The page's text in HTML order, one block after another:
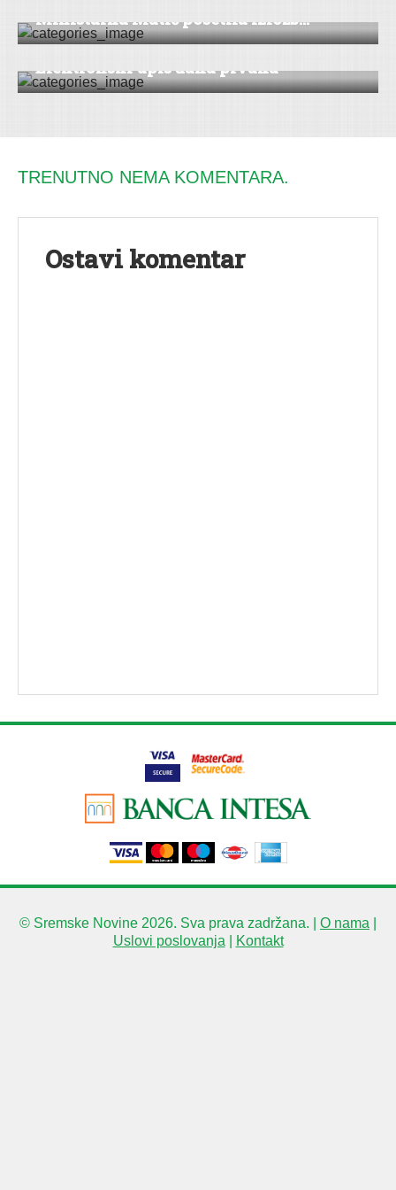
Ministarka Matić posetila izložb...
DRUŠTVO|VESTI|ŠID
Elektronski upis đaka prvaka
TRENUTNO NEMA KOMENTARA.
Ostavi komentar
© Sremske Novine 2026. Sva prava zadržana. | O nama
Uslovi poslovanja
Kontakt